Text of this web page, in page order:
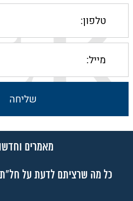
מאמרים
כל מה שרציתם לדעת על